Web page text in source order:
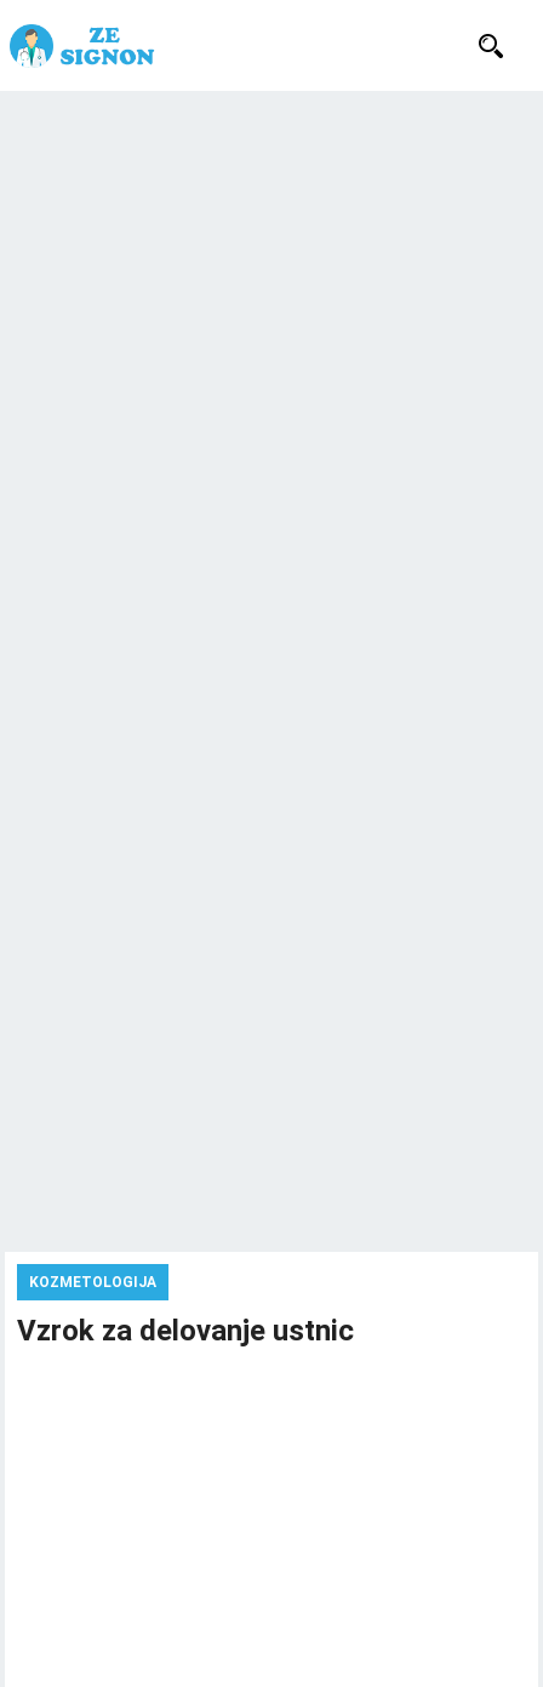
KOZMETOLOGIJA
Vzrok za delovanje ustnic